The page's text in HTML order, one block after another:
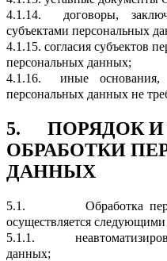
4.1.14.
договоры,
субъектами персональных
4.1.15. согласия субъектов
персональных данных;
4.1.16.
иные основания,
персональных данных не
5.
ПОРЯДОК
ОБРАБОТКИ
ДАННЫХ
5.1.
Обработка
осуществляется
5.1.1.
данных;